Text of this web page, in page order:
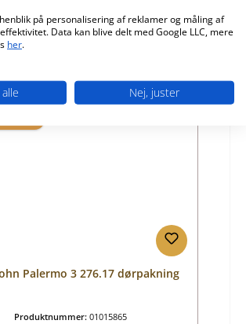
337,70 kr.
Tilgængelig, leveringstid: 4-6 dage
Palermo 3 276.17 dørpakning
Produktnummer: 01015865
på personalisering af reklamer og måling af
Data kan blive delt med Google LLC, mere
her.
Nej, juster